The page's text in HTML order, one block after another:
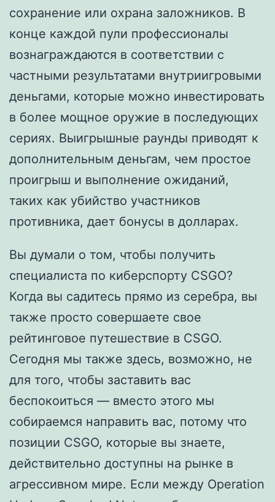
сохранение или охрана заложников. В
конце каждой пули профессионалы
вознаграждаются в соответствии с
частными результатами внутриигровыми
деньгами, которые можно инвестировать
в более мощное оружие в последующих
сериях. Выигрышные раунды приводят к
дополнительным деньгам, чем простое
проигрыш и выполнение ожиданий,
таких как убийство участников
противника, дает бонусы в долларах.
Вы думали о том, чтобы получить
специалиста по киберспорту CSGO?
Когда вы садитесь прямо из серебра, вы
также просто совершаете свое
рейтинговое путешествие в CSGO.
Сегодня мы также здесь, возможно, не
для того, чтобы заставить вас
беспокоиться — вместо этого мы
собираемся направить вас, потому что
позиции CSGO, которые вы знаете,
действительно доступны на рынке в
агрессивном мире. Если между Operation